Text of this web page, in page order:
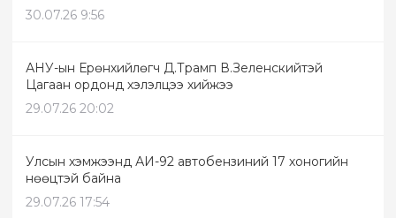
30.07.26 9:56
АНУ-ын Ерөнхийлөгч Д.Трамп В.Зеленскийтэй
Цагаан ордонд хэлэлцээ хийжээ
29.07.26 20:02
Улсын хэмжээнд АИ-92 автобензиний 17 хоногийн
нөөцтэй байна
29.07.26 17:54